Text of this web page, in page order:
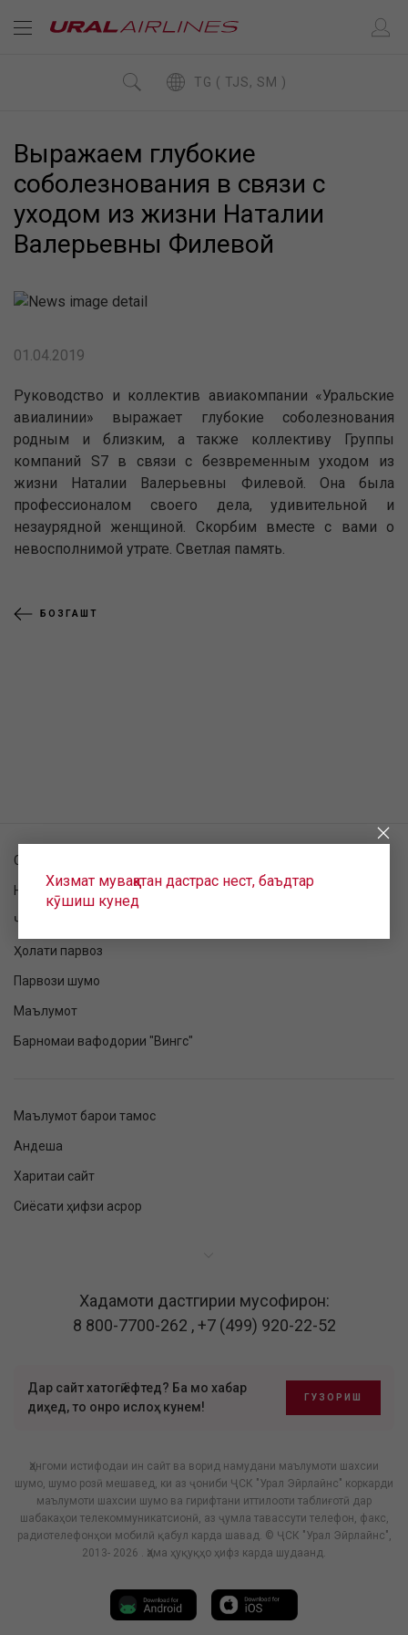
TG ( TJS, SM )
Выражаем глубокие
соболезнования в связи с
уходом из жизни Наталии
Валерьевны Филевой
01.04.2019
Руководство и коллектив авиакомпании «Уральские
авиалинии» выражает глубокие соболезнования
родным и близким, а также коллективу Группы
компаний S7 в связи с безвременным уходом из
жизни Наталии Валерьевны Филевой. Она была
профессионалом своего дела, удивительной и
незаурядной женщиной. Скорбим вместе с вами о
невосполнимой утрате. Светлая память.
БОЗГАШТ
Хизмат муваққатан дастрас нест, баъдтар
кӯшиш кунед
Санҷиши фармоиш
Номнавис шудан ба парвоз
Ҷадвали парвоз
Ҳолати парвоз
Парвози шумо
Маълумот
Барномаи вафодории "Вингс"
Маълумот барои тамос
Андеша
Харитаи сайт
Сиёсати ҳифзи асрор
Хадамоти дастгирии мусофирон:
8 800-7700-262 ,+7 (499) 920-22-52
Дар сайт хатогӣ ёфтед? Ба мо хабар
диҳед, то онро ислоҳ кунем!
ГУЗОРИШ
Ҳангоми истифодаи ин сайт ва ворид намудани маълумоти шахсии
шумо, шумо розӣ мешавед, ки аз ҷониби ҶСК "Урал Эйрлайнс" коркарди
маълумоти шахсии шумо ва гирифтани иттилооти таблиғотӣ дар
шабакаҳои телекоммуникатсионӣ, аз ҷумла тавассути телефон, факс,
радиотелефонҳои мобилӣ қабул карда шавад. © ҶСК "Урал Эйрлайнс",
2013- 2026 . Ҳама ҳуқуқҳо ҳифз карда шудаанд.